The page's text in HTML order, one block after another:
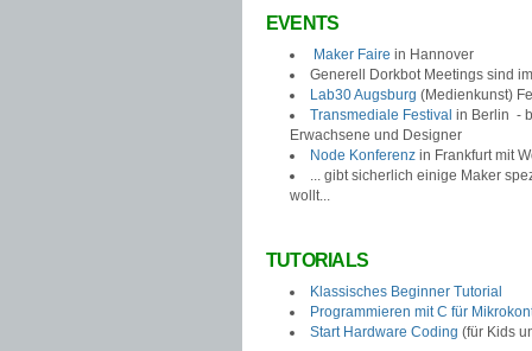
EVENTS
Maker Faire in Hannover
Generell Dorkbot Meetings sind
Lab30 Augsburg (Medienkunst)
Transmediale Festival in Berlin -
Erwachsene und Designer
Node Konferenz in Frankfurt mit
... gibt sicherlich einige Maker
wollt...
TUTORIALS
Klassisches Beginner Tutorial
Programmieren mit C für
Start Hardware Coding (für Kids